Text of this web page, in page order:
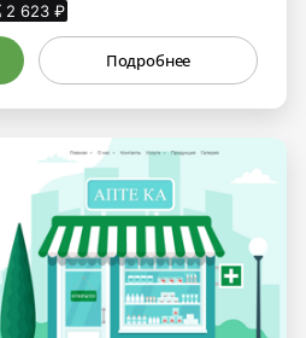
2 623 ₽
Подробнее